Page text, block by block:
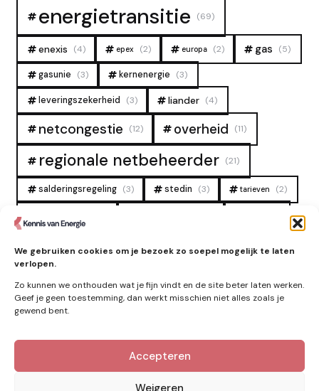
We gebruiken cookies om je bezoek zo soepel mogelijk te laten
verlopen.
Zo kunnen we onthouden wat je fijn vindt en de site beter laten werken.
Geef je geen toestemming, dan werkt misschien niet alles zoals je
gewend bent.
Accepteren
Weigeren
energietransitie (69)
enexis (4) epex (2) europa (2) gas (5)
gasunie (3) kernenergie (3)
leveringszekerheid (3) liander (4)
netcongestie (12) overheid (11)
regionale netbeheerder (21)
salderingsregeling (3) stedin (3) tarieven (2)
tennet
zonne-energie (9)
Kennis van Energie in je mailbox?
Abonner op nieuwe artikelen.